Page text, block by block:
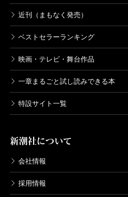
近刊（まもなく発売）
ベストセラーランキング
映画・テレビ・舞台作品
一章まるごと試し読みできる本
特設サイト一覧
新潮社について
会社情報
採用情報